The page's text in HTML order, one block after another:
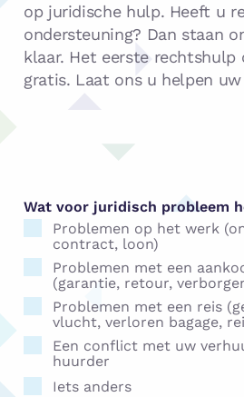
op juridische hulp. Heeft u
ondersteuning? Dan staan
klaar. Het eerste
gratis. Laat ons u helpen
Wat voor juridisch probleem
Problemen op het werk
contract, loon)
Problemen met een
(garantie, retour,
Problemen met een reis
vlucht, verloren bagage,
Een conflict met uw
huurder
Iets anders